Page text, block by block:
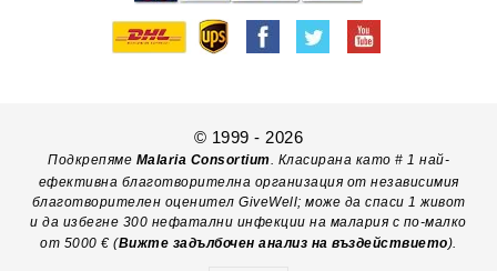
© 1999 - 2026
Подкрепяме Malaria Consortium. Класирана като # 1 най-
ефективна благотворителна организация от независимия
благотворителен оценител GiveWell; може да спаси 1 живот
и да избегне 300 нефатални инфекции на малария с по-малко
от 5000 € (Вижте задълбочен анализ на въздействието).